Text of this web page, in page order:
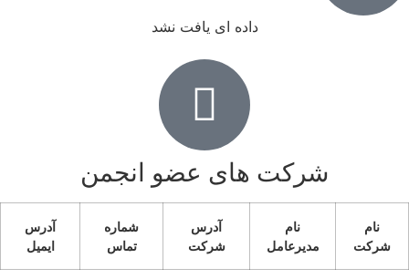
داده ای یافت نشد
شرکت های عضو انجمن
نام
شرکت
نام
مدیرعامل
آدرس
شرکت
شماره
تماس
آدرس
ایمیل